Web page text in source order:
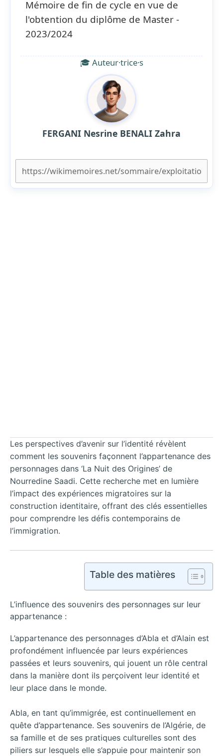
Mémoire de fin de cycle en vue de
l'obtention du diplôme de Master -
2023/2024
🎓 Auteur·trice·s
FERGANI Nesrine BENALI Zahra
Les perspectives d’avenir sur l’identité révèlent
comment les souvenirs façonnent l’appartenance des
personnages dans ‘La Nuit des Origines’ de
Nourredine Saadi. Cette recherche met en lumière
l’impact des expériences migratoires sur la
construction identitaire, offrant des clés essentielles
pour comprendre les défis contemporains de
l’immigration.
Table des matières
L’influence des souvenirs des personnages sur leur
appartenance :
L’appartenance des personnages d’Abla et d’Alain est
profondément influencée par leurs expériences
passées et leurs souvenirs, qui jouent un rôle central
dans la manière dont ils perçoivent leur identité et
leur place dans le monde.
Abla, en tant qu’immigrée, est continuellement en
quête d’appartenance. Ses souvenirs de l’Algérie, de
sa famille et de ses pratiques culturelles sont des
piliers sur lesquels elle s’appuie pour maintenir son